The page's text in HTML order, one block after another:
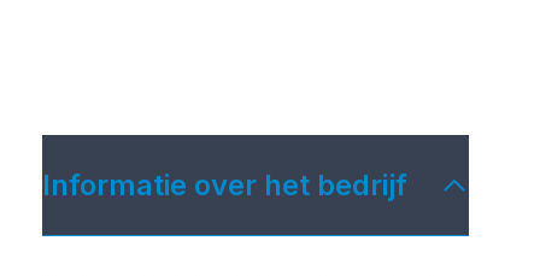
Informatie over het bedrijf